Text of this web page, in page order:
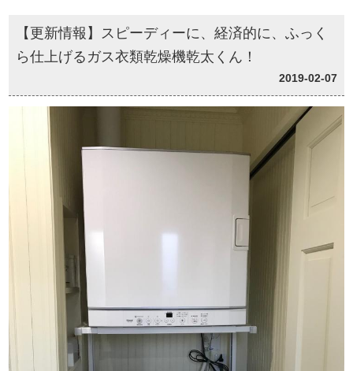
【更新情報】スピーディーに、経済的に、ふっく
ら仕上げるガス衣類乾燥機乾太くん！
2019-02-07